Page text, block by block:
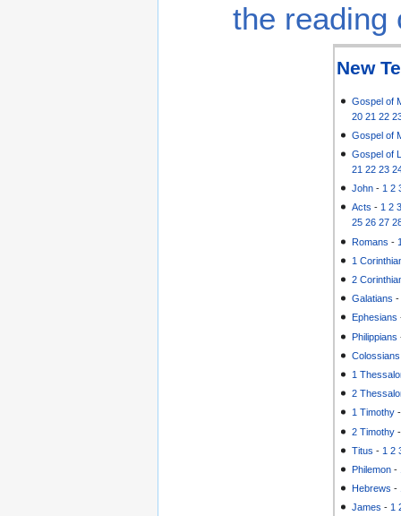
the reading
New
Gospel of
20 21 22
Gospel of
Gospel of
21 22 23
John - 1 2
Acts -1 2
25 26 27
Romans -
1
2
Galatians
Ephesians
Philippians
Colossians
1
2
1 Timothy
2 Timothy
Titus - 1 2
Philemon -
Hebrews -
James -1